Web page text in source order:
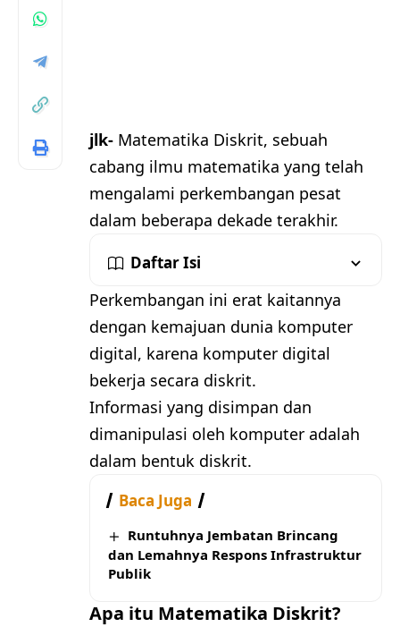
jlk- Matematika Diskrit, sebuah
cabang ilmu matematika yang telah
mengalami perkembangan pesat
dalam beberapa dekade terakhir.
Daftar Isi
Perkembangan ini erat kaitannya
dengan kemajuan dunia komputer
digital, karena komputer digital
bekerja secara diskrit.
Informasi yang disimpan dan
dimanipulasi oleh komputer adalah
dalam bentuk diskrit.
Baca Juga
Runtuhnya Jembatan Brincang
dan Lemahnya Respons Infrastruktur
Publik
Apa itu Matematika Diskrit?